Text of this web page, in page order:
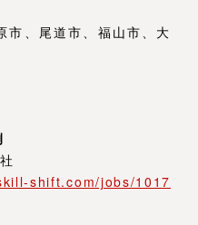
市、尾道市、福山市、大
shift.com/jobs/1017